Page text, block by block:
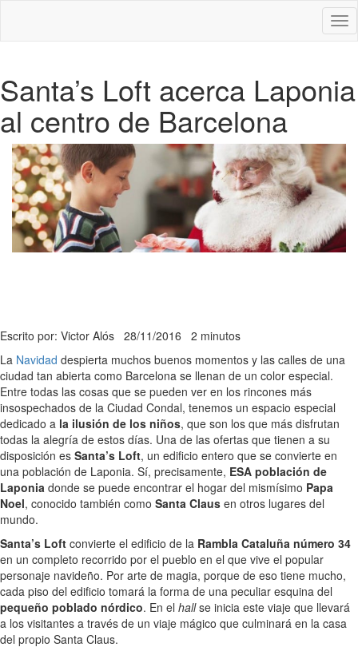
Santa’s Loft acerca Laponia
al centro de Barcelona
Escrito por: Victor Alós 28/11/2016 2 minutos
La Navidad despierta muchos buenos momentos y las calles de una
ciudad tan abierta como Barcelona se llenan de un color especial.
Entre todas las cosas que se pueden ver en los rincones más
insospechados de la Ciudad Condal, tenemos un espacio especial
dedicado a la ilusión de los niños, que son los que más disfrutan
todas la alegría de estos días. Una de las ofertas que tienen a su
disposición es Santa’s Loft, un edificio entero que se convierte en
una población de Laponia. Sí, precisamente, ESA población de
Laponia donde se puede encontrar el hogar del mismísimo Papa
Noel, conocido también como Santa Claus en otros lugares del
mundo.
Santa’s Loft convierte el edificio de la Rambla Cataluña número 34
en un completo recorrido por el pueblo en el que vive el popular
personaje navideño. Por arte de magia, porque de eso tiene mucho,
cada piso del edificio tomará la forma de una peculiar esquina del
pequeño poblado nórdico. En el hallse inicia este viaje que llevará
a los visitantes a través de un viaje mágico que culminará en la casa
del propio Santa Claus.